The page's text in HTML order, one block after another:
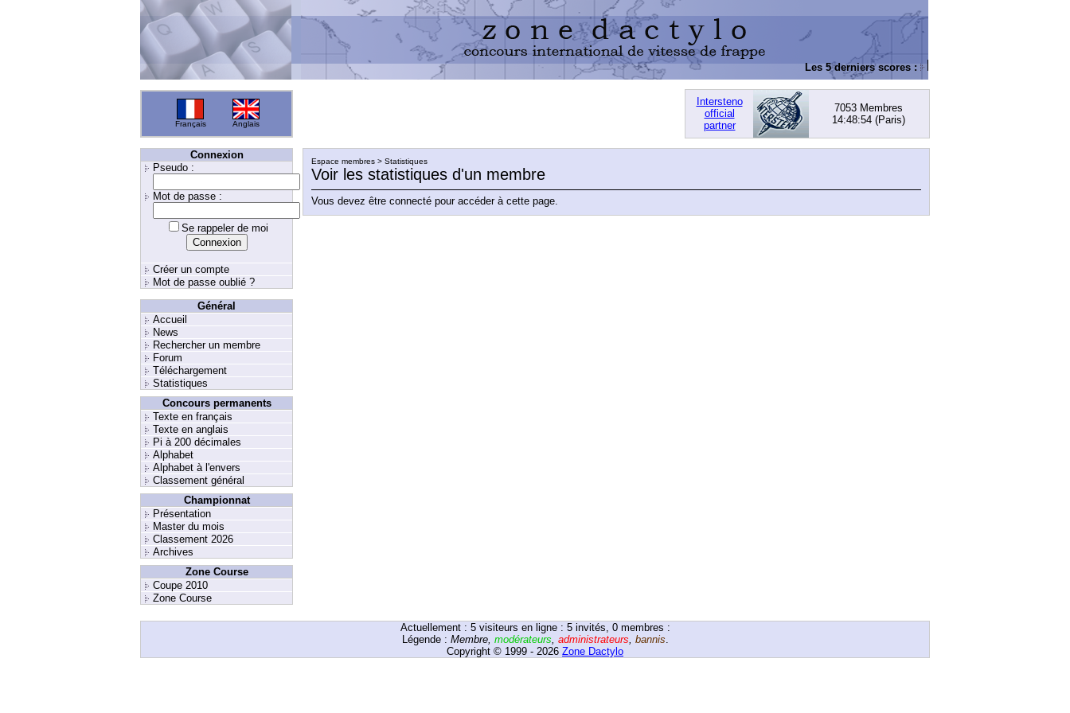
Les 5 derniers scores :
Français Anglais
Intersteno
official
partner
7053 Membres
14:48:54(Paris)
Connexion
Pseudo :
Mot de passe :
Se rappeler de moi
Créer un compte
Mot de passe oublié ?
Général
Accueil
News
Rechercher un membre
Forum
Téléchargement
Statistiques
Concours permanents
Texte en français
Texte en anglais
Pi à 200 décimales
Alphabet
Alphabet à l'envers
Classement général
Championnat
Présentation
Master du mois
Classement 2026
Archives
Zone Course
Coupe 2010
Zone Course
Espace membres > Statistiques
Voir les statistiques d'un membre
Vous devez être connecté pour accéder à cette page.
Actuellement : 5visiteurs en ligne : 5 invités, 0 membres :
Légende : Membre, modérateurs, administrateurs, bannis.
Copyright © 1999 - 2026 Zone Dactylo